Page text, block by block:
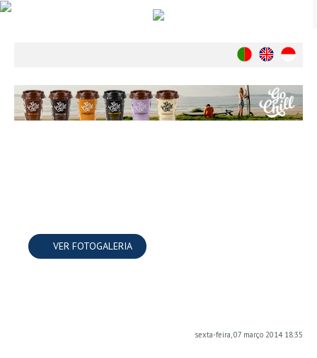
Internacionais
Ambiente
Exclusivos
VER FOTOGALERIA
sexta-feira, 07 março 2014 18:35